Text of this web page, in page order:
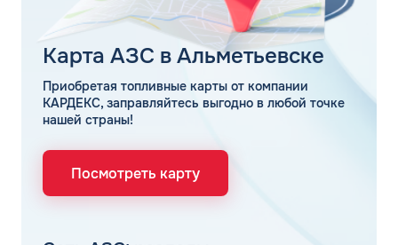
Карта АЗС в Альметьевске
Приобретая топливные карты от компании
КАРДЕКС, заправляйтесь выгодно в любой точке
нашей страны!
Посмотреть карту